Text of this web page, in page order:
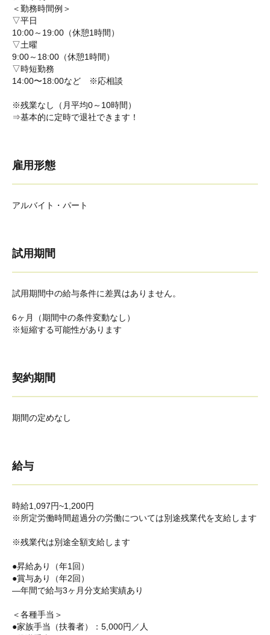
＜勤務時間例＞
▽平日
10:00～19:00（休憩1時間）
▽土曜
9:00～18:00（休憩1時間）
▽時短勤務
14:00〜18:00など ※応相談
※残業なし（月平均0～10時間）
⇒基本的に定時で退社できます！
雇用形態
アルバイト・パート
試用期間
試用期間中の給与条件に差異はありません。
6ヶ月（期間中の条件変動なし）
※短縮する可能性があります
契約期間
期間の定めなし
給与
時給1,097円~1,200円
※所定労働時間超過分の労働については別途残業代を支給します
※残業代は別途全額支給します
●昇給あり（年1回）
●賞与あり（年2回）
―年間で給与3ヶ月分支給実績あり
＜各種手当＞
●家族手当（扶養者）：5,000円／人